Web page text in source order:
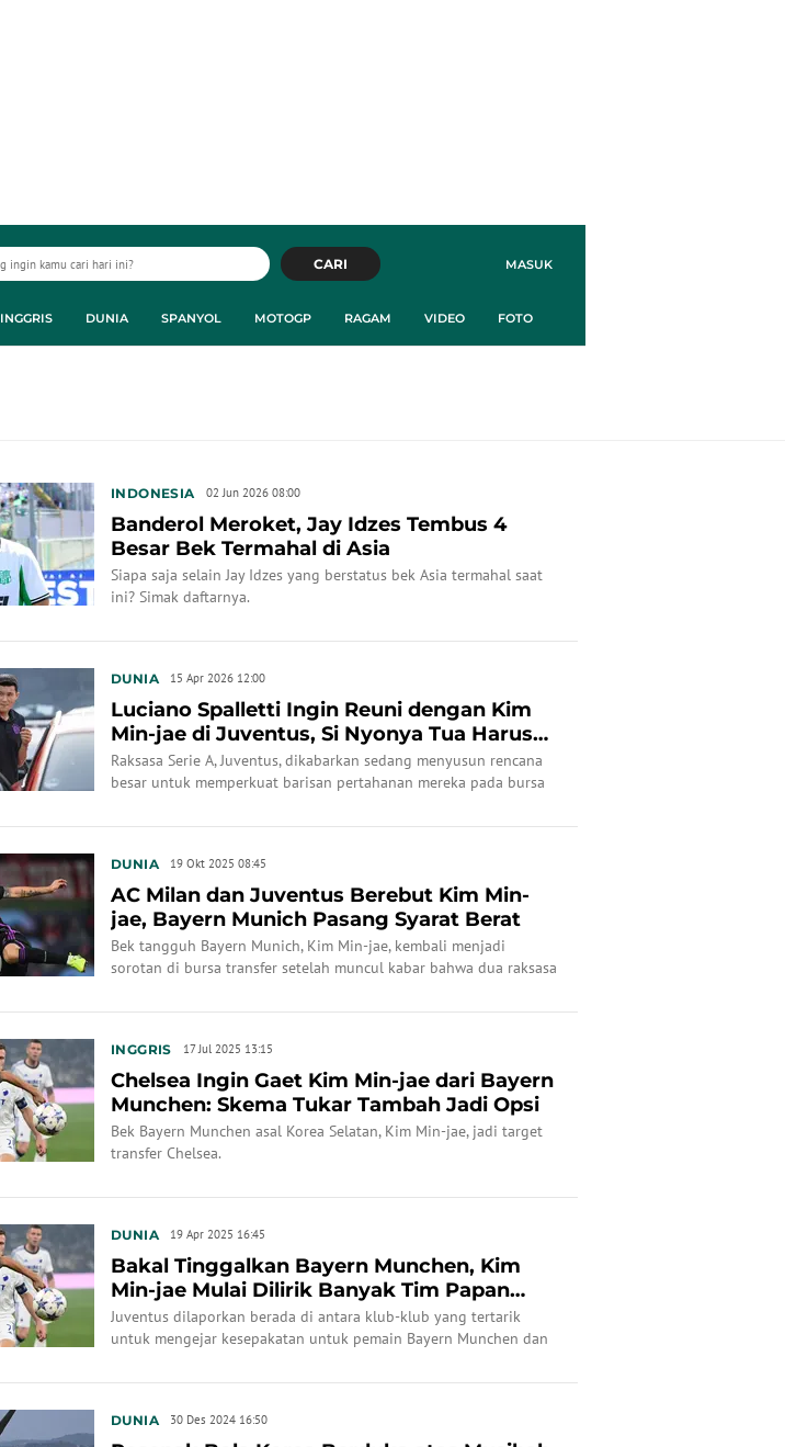
MASUK
CARI
INGGRIS DUNIA SPANYOL MOTOGP RAGAM VIDEO FOTO
INDONESIA 02 Jun 2026 08:00
Banderol Meroket, Jay Idzes Tembus 4
Besar Bek Termahal di Asia
Siapa saja selain Jay Idzes yang berstatus bek Asia termahal saat
ini? Simak daftarnya.
DUNIA 15 Apr 2026 12:00
Luciano Spalletti Ingin Reuni dengan Kim
Min-jae di Juventus, Si Nyonya Tua Harus
Sediakan...
Raksasa Serie A, Juventus, dikabarkan sedang menyusun rencana
besar untuk memperkuat barisan pertahanan mereka pada bursa
DUNIA 19 Okt 2025 08:45
AC Milan dan Juventus Berebut Kim Min-
jae, Bayern Munich Pasang Syarat Berat
Bek tangguh Bayern Munich, Kim Min-jae, kembali menjadi
sorotan di bursa transfer setelah muncul kabar bahwa dua raksasa
INGGRIS 17 Jul 2025 13:15
Chelsea Ingin Gaet Kim Min-jae dari Bayern
Munchen: Skema Tukar Tambah Jadi Opsi
Bek Bayern Munchen asal Korea Selatan, Kim Min-jae, jadi target
transfer Chelsea.
DUNIA 19 Apr 2025 16:45
Bakal Tinggalkan Bayern Munchen, Kim
Min-jae Mulai Dilirik Banyak Tim Papan
Atas Eropa: Ke...
Juventus dilaporkan berada di antara klub-klub yang tertarik
untuk mengejar kesepakatan untuk pemain Bayern Munchen dan
DUNIA 30 Des 2024 16:50